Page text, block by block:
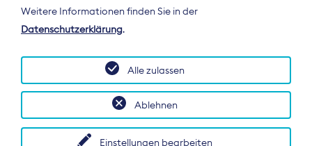
Zeitungsverleger (BDZV) vertritt als
Spitzenorganisation die Interessen der
Deutschland und auf EU-Ebene.
Weitere Informationen finden Sie in der
Datenschutzerklärung.
Einstellungen bearbeiten
Ablehnen
Alle zulassen